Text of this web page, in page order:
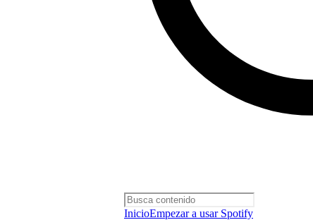
InicioEmpezar a usar Spotify